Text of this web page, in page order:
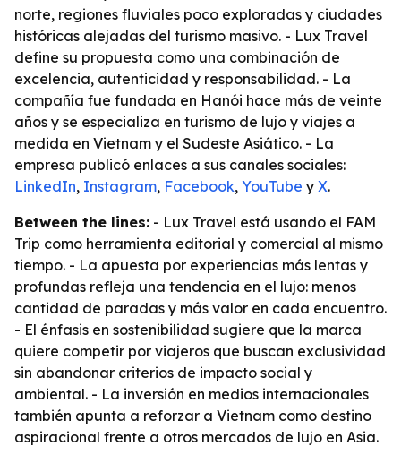
norte, regiones fluviales poco exploradas y ciudades
históricas alejadas del turismo masivo. - Lux Travel
define su propuesta como una combinación de
excelencia, autenticidad y responsabilidad. - La
compañía fue fundada en Hanói hace más de veinte
años y se especializa en turismo de lujo y viajes a
medida en Vietnam y el Sudeste Asiático. - La
empresa publicó enlaces a sus canales sociales:
LinkedIn, Instagram, Facebook, YouTube y X.
Between the lines: - Lux Travel está usando el FAM
Trip como herramienta editorial y comercial al mismo
tiempo. - La apuesta por experiencias más lentas y
profundas refleja una tendencia en el lujo: menos
cantidad de paradas y más valor en cada encuentro.
- El énfasis en sostenibilidad sugiere que la marca
quiere competir por viajeros que buscan exclusividad
sin abandonar criterios de impacto social y
ambiental. - La inversión en medios internacionales
también apunta a reforzar a Vietnam como destino
aspiracional frente a otros mercados de lujo en Asia.